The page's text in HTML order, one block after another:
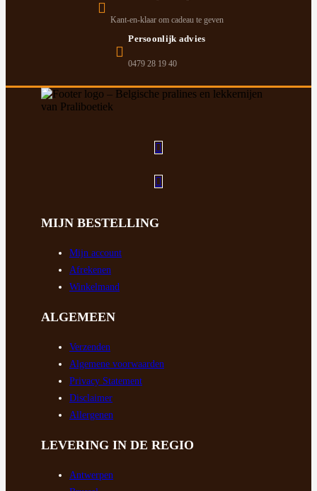
Kant-en-klaar om cadeau te geven
Persoonlijk advies
0479 28 19 40
MIJN BESTELLING
Mijn account
Afrekenen
Winkelmand
ALGEMEEN
Verzenden
Algemene voorwaarden
Privacy Statement
Disclaimer
Allergenen
LEVERING IN DE REGIO
Antwerpen